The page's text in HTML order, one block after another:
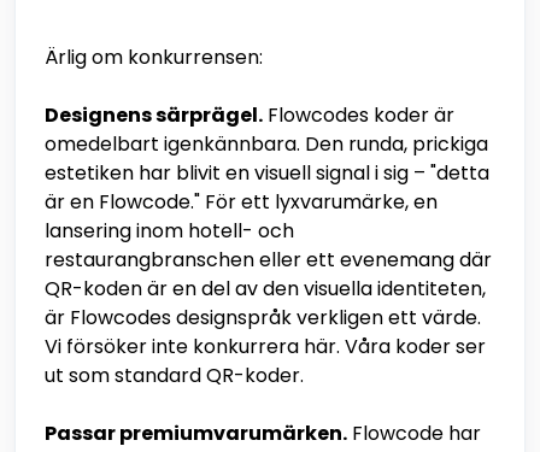
Ärlig om konkurrensen:
Designens särprägel. Flowcodes koder är
omedelbart igenkännbara. Den runda, prickiga
estetiken har blivit en visuell signal i sig – "detta
är en Flowcode." För ett lyxvarumärke, en
lansering inom hotell- och
restaurangbranschen eller ett evenemang där
QR-koden är en del av den visuella identiteten,
är Flowcodes designspråk verkligen ett värde.
Vi försöker inte konkurrera här. Våra koder ser
ut som standard QR-koder.
Passar premiumvarumärken. Flowcode har